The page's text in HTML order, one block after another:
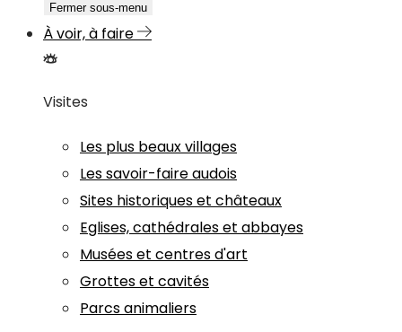
Fermer sous-menu
À voir, à faire
Visites
Les plus beaux villages
Les savoir-faire audois
Sites historiques et châteaux
Eglises, cathédrales et abbayes
Musées et centres d'art
Grottes et cavités
Parcs animaliers